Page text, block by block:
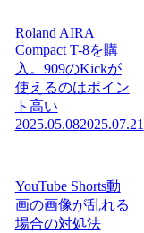
Roland AIRA
Compact T-8を購
入。909のKickが
使えるのはポイン
ト高い
2025.05.082025.07.21
YouTube Shorts動
画の画像が乱れる
場合の対処法